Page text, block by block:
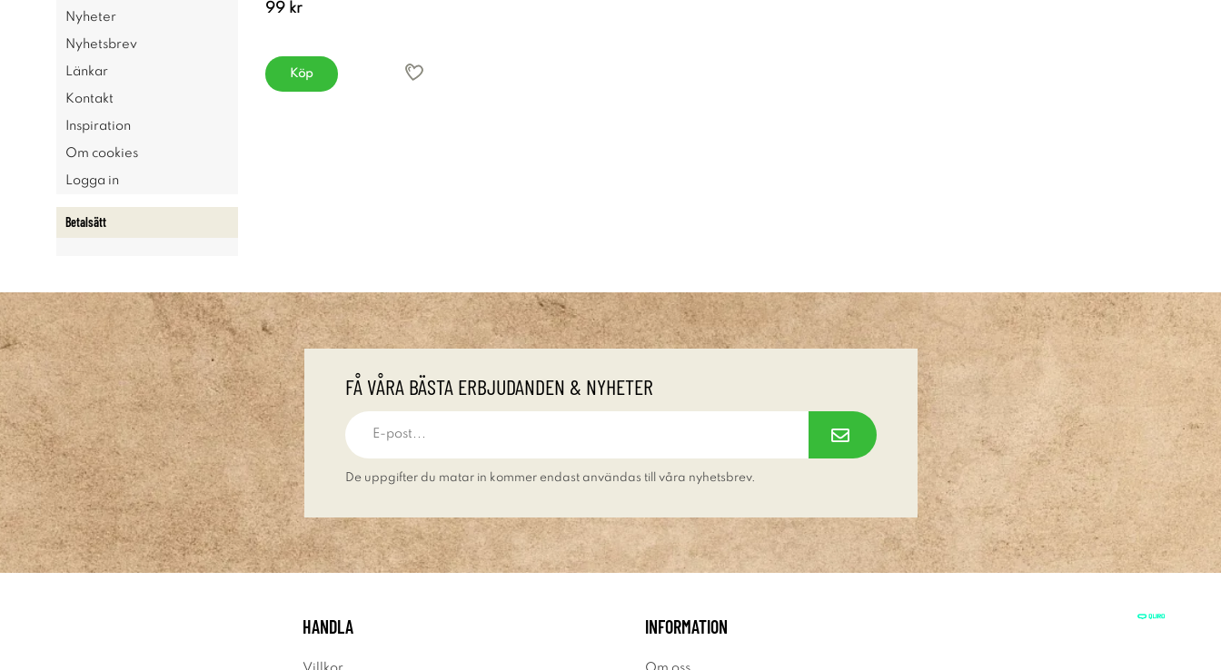
Nyheter
Nyhetsbrev
Länkar
Kontakt
Inspiration
Om cookies
Logga in
Betalsätt
99 kr
Köp
FÅ VÅRA BÄSTA ERBJUDANDEN & NYHETER
De uppgifter du matar in kommer endast användas till våra nyhetsbrev.
HANDLA INFORMATION